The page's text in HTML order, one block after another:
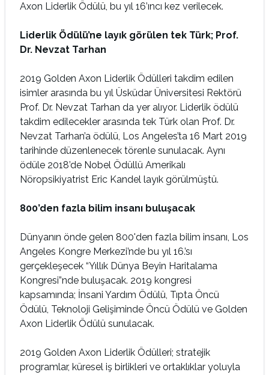
Axon Liderlik Ödülü, bu yıl 16’ıncı kez verilecek.
Liderlik Ödülü’ne layık görülen tek Türk; Prof.
Dr. Nevzat Tarhan
2019 Golden Axon Liderlik Ödülleri takdim edilen
isimler arasında bu yıl Üsküdar Üniversitesi Rektörü
Prof. Dr. Nevzat Tarhan da yer alıyor. Liderlik ödülü
takdim edilecekler arasında tek Türk olan Prof. Dr.
Nevzat Tarhan’a ödülü, Los Angeles’ta 16 Mart 2019
tarihinde düzenlenecek törenle sunulacak. Aynı
ödüle 2018’de Nobel Ödüllü Amerikalı
Nöropsikiyatrist Eric Kandel layık görülmüştü.
800’den fazla bilim insanı buluşacak
Dünyanın önde gelen 800'den fazla bilim insanı, Los
Angeles Kongre Merkezi’nde bu yıl 16.’sı
gerçekleşecek “Yıllık Dünya Beyin Haritalama
Kongresi”nde buluşacak. 2019 kongresi
kapsamında; İnsani Yardım Ödülü, Tıpta Öncü
Ödülü, Teknoloji Gelişiminde Öncü Ödülü ve Golden
Axon Liderlik Ödülü sunulacak.
2019 Golden Axon Liderlik Ödülleri; stratejik
programlar, küresel iş birlikleri ve ortaklıklar yoluyla